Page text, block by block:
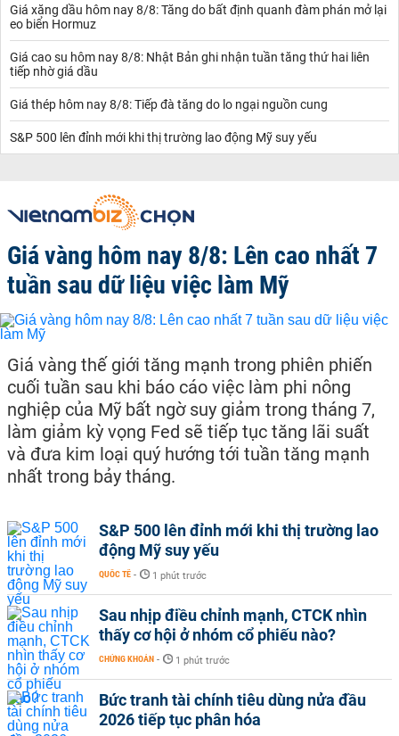
Giá xăng dầu hôm nay 8/8: Tăng do bất định quanh đàm phán mở lại
eo biển Hormuz
Giá cao su hôm nay 8/8: Nhật Bản ghi nhận tuần tăng thứ hai liên
tiếp nhờ giá dầu
Giá thép hôm nay 8/8: Tiếp đà tăng do lo ngại nguồn cung
S&P 500 lên đỉnh mới khi thị trường lao động Mỹ suy yếu
Giá vàng hôm nay 8/8: Lên cao nhất 7
tuần sau dữ liệu việc làm Mỹ
Giá vàng thế giới tăng mạnh trong phiên phiến
cuối tuần sau khi báo cáo việc làm phi nông
nghiệp của Mỹ bất ngờ suy giảm trong tháng 7,
làm giảm kỳ vọng Fed sẽ tiếp tục tăng lãi suất
và đưa kim loại quý hướng tới tuần tăng mạnh
nhất trong bảy tháng.
S&P 500 lên đỉnh mới khi thị trường lao
động Mỹ suy yếu
QUỐC TẾ - 1 phút trước
Sau nhịp điều chỉnh mạnh, CTCK nhìn
thấy cơ hội ở nhóm cổ phiếu nào?
CHỨNG KHOÁN - 1 phút trước
Bức tranh tài chính tiêu dùng nửa đầu
2026 tiếp tục phân hóa